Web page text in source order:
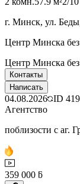
г. Минск, ул.
Центр Минска
Центр Минска
Контакты
Написать
04.08.2026 ID
Агентство
поблизости с аг.
359 000 ƃ